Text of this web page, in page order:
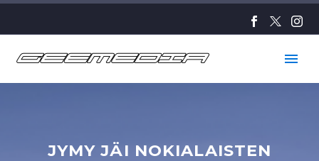
JYMY JÄI NOKIALAISTEN